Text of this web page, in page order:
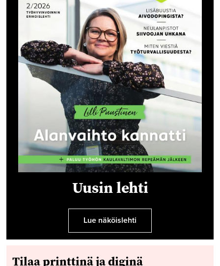
Uusin lehti
Lue näköislehti
Tilaa printtinä ja diginä